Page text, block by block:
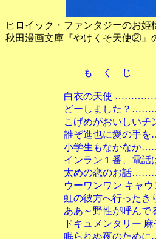
ヒロイック・ファンタジーのお姫
秋田漫画文庫『やけくそ天使②』
も く じ
白衣の天使
どーしました？
こげめがおいしいチン
誰ぞ進也に愛の手を
小学生もなかなか
インラン１番、電話
太めの恋のお話
ウーワンワン キャウ
虹の彼方へ行ったき
ああ～野性が呼んで
ドキュメンタリー 麻
眠られぬ夜のために